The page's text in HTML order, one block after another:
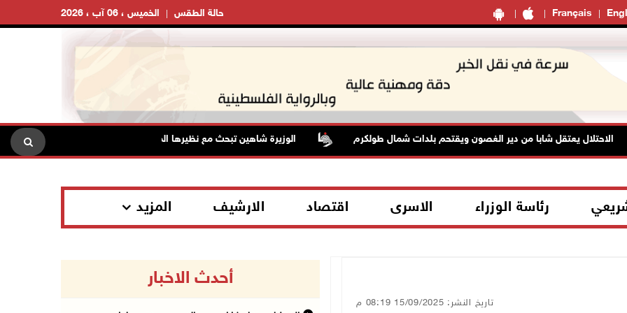
Français الخميس ، 06 آب ، 2026 حالة الطقس
الاحتلال يعتقل شابا من دير الغصون ويقتحم بلدات شمال طولكرم الوزيرة شاهين تبحث مع نظيرها المصري مستجدات الأوضاع وتعزيز التنسيق
رئاسة الوزراء الاسرى اقتصاد الارشيف المزيد
تاريخ النشر: 15/09/2025 08:19 م
أحدث الاخبار